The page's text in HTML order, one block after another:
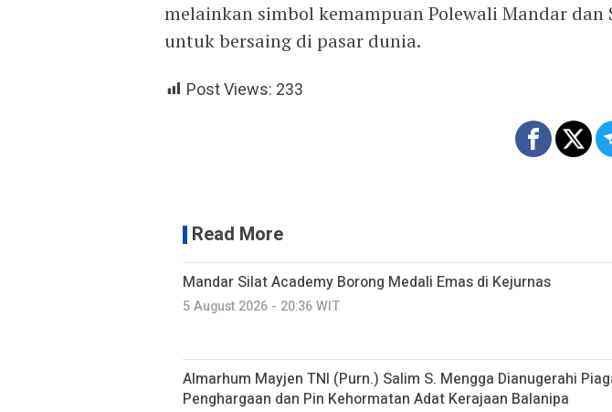
melainkan simbol kemampuan Polewali Mandar dan
untuk bersaing di pasar dunia.
Post Views: 233
Read More
Mandar Silat Academy Borong Medali Emas di Kejurnas
5 August 2026 - 20:36 WIT
Almarhum Mayjen TNI (Purn.) Salim S. Mengga Dianugerahi
Penghargaan dan Pin Kehormatan Adat Kerajaan Balanipa